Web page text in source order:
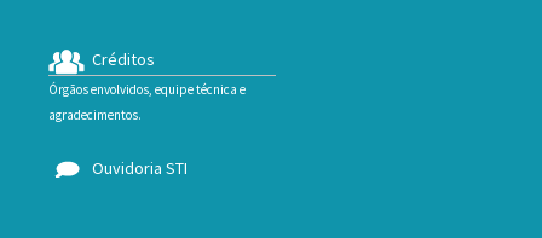
Créditos
Órgãos envolvidos, equipe técnica e
agradecimentos.
Ouvidoria STI